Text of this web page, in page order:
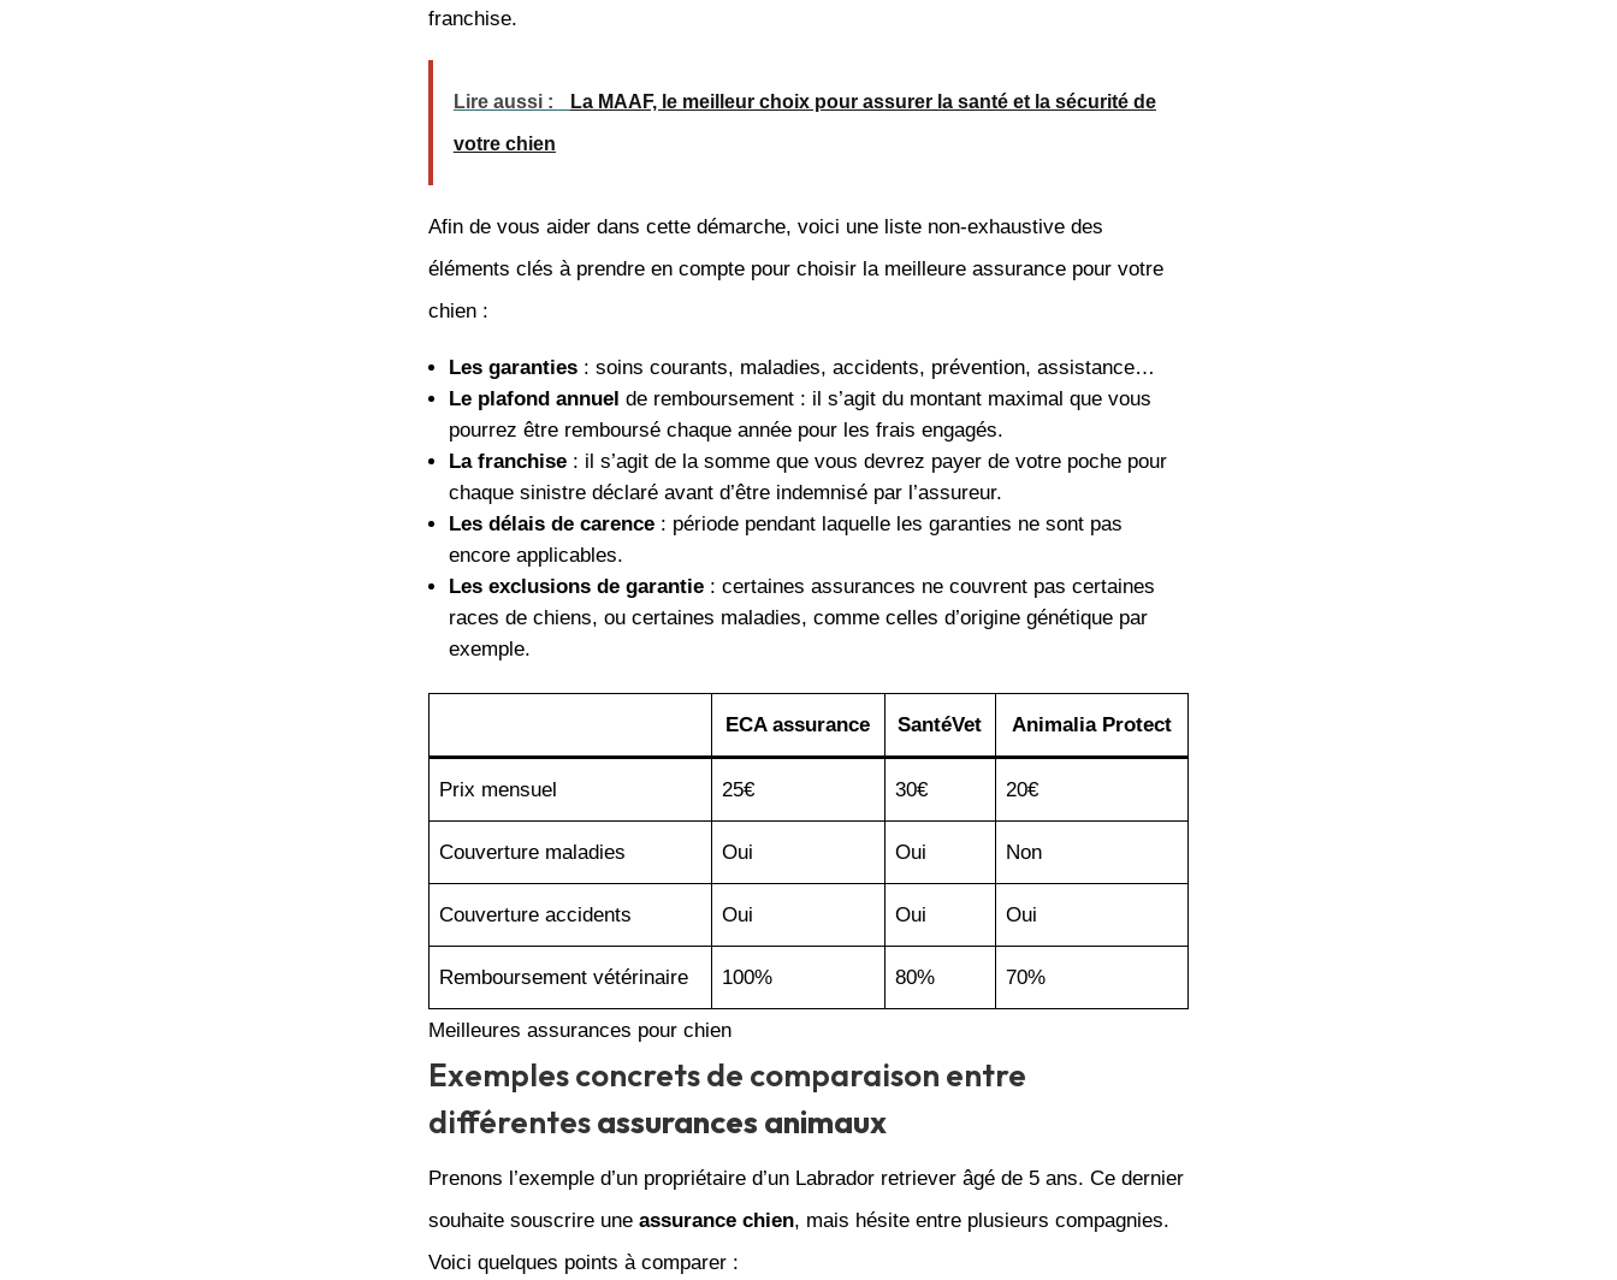
franchise.
Lire aussi : La MAAF, le meilleur choix pour assurer la santé et la sécurité de
votre chien
Afin de vous aider dans cette démarche, voici une liste non-exhaustive des
éléments clés à prendre en compte pour choisir la meilleure assurance pour votre
chien :
Les garanties: soins courants, maladies, accidents, prévention, assistance…
Le plafond annuel de remboursement : il s’agit du montant maximal que vous
pourrez être remboursé chaque année pour les frais engagés.
La franchise: il s’agit de la somme que vous devrez payer de votre poche pour
chaque sinistre déclaré avant d’être indemnisé par l’assureur.
Les délais de carence: période pendant laquelle les garanties ne sont pas
encore applicables.
Les exclusions de garantie: certaines assurances ne couvrent pas certaines
races de chiens, ou certaines maladies, comme celles d’origine génétique par
exemple.
ECA assurance SantéVet Animalia Protect
Prix mensuel 25€ 30€ 20€
Couverture maladies Oui Oui Non
Couverture accidents Oui Oui Oui
Remboursement vétérinaire 100% 80% 70%
Meilleures assurances pour chien
Exemples concrets de comparaison entre
différentesassurances animaux
Prenons l’exemple d’un propriétaire d’un Labrador retriever âgé de 5 ans. Ce dernier
souhaite souscrire une assurance chien, mais hésite entre plusieurs compagnies.
Voici quelques points à comparer :